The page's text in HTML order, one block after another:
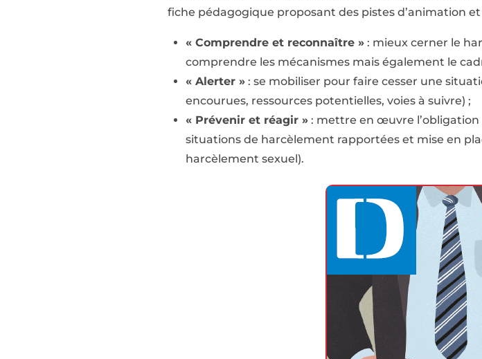
fiche pédagogique proposant des pistes d’animation
« Comprendre et reconnaître »: mieux cerner le
comprendre les mécanismes mais également le
« Alerter »: se mobiliser pour faire cesser une
encourues, ressources potentielles, voies à suivre) ;
« Prévenir et réagir »: mettre en œuvre l’obligation
situations de harcèlement rapportées et mise en
harcèlement sexuel).